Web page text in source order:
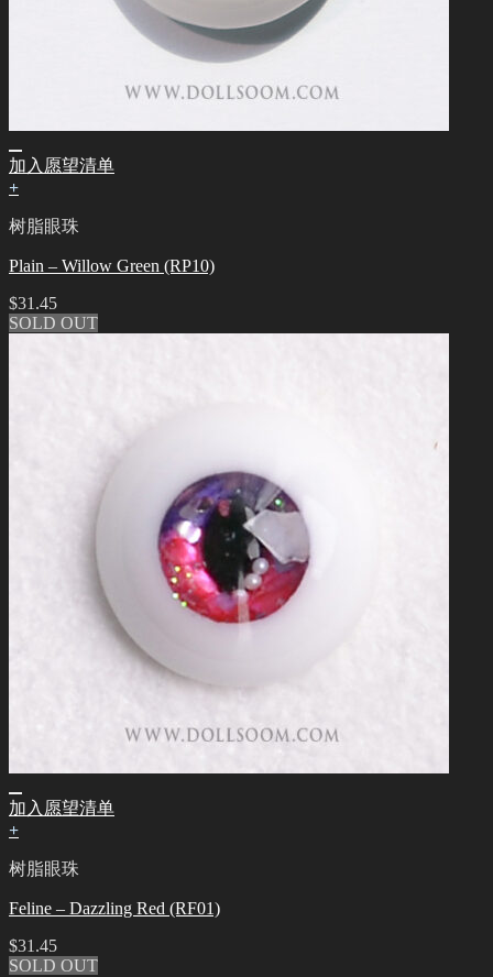
加入愿望清单
+
树脂眼珠
Plain – Willow Green (RP10)
$31.45
SOLD OUT
加入愿望清单
+
树脂眼珠
Feline – Dazzling Red (RF01)
$31.45
SOLD OUT